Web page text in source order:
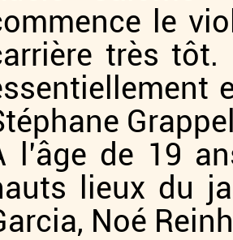
le
très tôt.
l’âge de 19
lieux du
Noé